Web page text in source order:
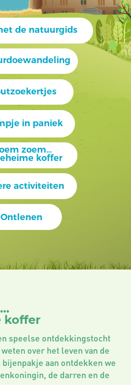
zoem…
koffer
in paniek
Ontlenen
de natuurgids
activiteiten
koffer
speelse ontdekkingstocht
over het leven van de
aan ontdekken we
de darren en de